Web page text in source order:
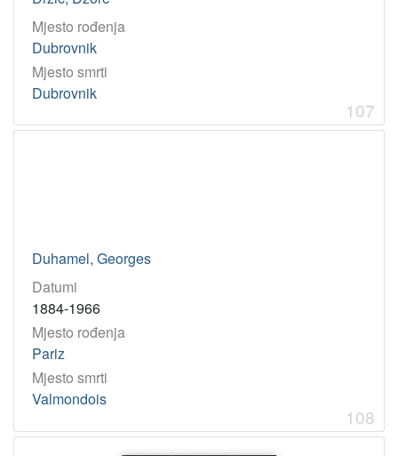
Mjesto rođenja
Dubrovnik
Mjesto smrti
Dubrovnik
107
Duhamel, Georges
Datumi
1884-1966
Mjesto rođenja
Pariz
Mjesto smrti
Valmondois
108